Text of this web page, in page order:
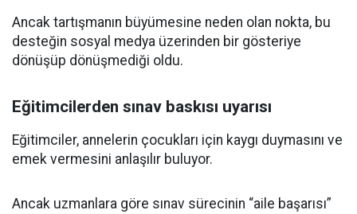
Ancak tartışmanın büyümesine neden olan nokta, bu
desteğin sosyal medya üzerinden bir gösteriye
dönüşüp dönüşmediği oldu.
Eğitimcilerden sınav baskısı uyarısı
Eğitimciler, annelerin çocukları için kaygı duymasını ve
emek vermesini anlaşılır buluyor.
Ancak uzmanlara göre sınav sürecinin “aile başarısı”